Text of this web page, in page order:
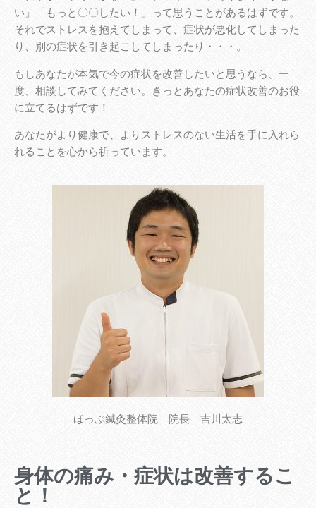
い」「もっと〇〇したい！」って思うことがあるはずです。
それでストレスを抱えてしまって、症状が悪化してしまった
り、別の症状を引き起こしてしまったり・・・。
もしあなたが本気で今の症状を改善したいと思うなら、一
度、相談してみてください。きっとあなたの症状改善のお役
に立てるはずです！
あなたがより健康で、よりストレスのない生活を手に入れら
れることを心から祈っています。
ほっぷ鍼灸整体院 院長 吉川太志
身体の痛み・症状は改善するこ
と！